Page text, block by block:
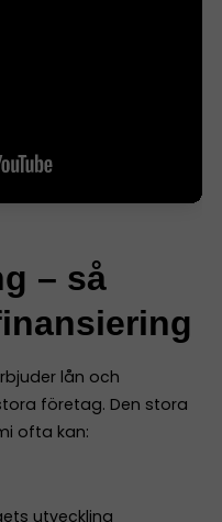
– så
lån och
företag. Den stora
ofta kan:
utveckling